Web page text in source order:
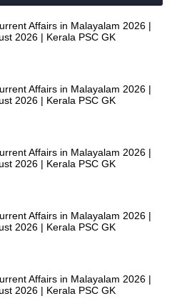
Affairs in Malayalam 2026 |
2026 | Kerala PSC GK
Affairs in Malayalam 2026 |
2026 | Kerala PSC GK
Affairs in Malayalam 2026 |
2026 | Kerala PSC GK
Affairs in Malayalam 2026 |
2026 | Kerala PSC GK
Affairs in Malayalam 2026 |
2026 | Kerala PSC GK